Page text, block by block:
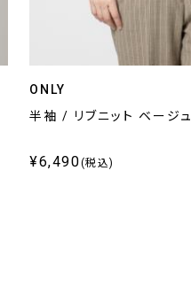
ONLY
半袖 / リブニット ベージュ
¥6,490(税込)